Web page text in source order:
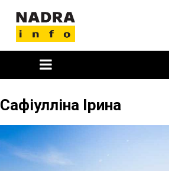
Сафіулліна Ірина